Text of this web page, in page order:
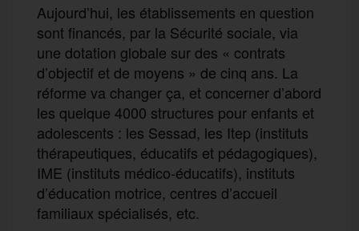
Aujourd’hui, les établissements en question
sont financés, par la Sécurité sociale, via
une dotation globale sur des « contrats
d’objectif et de moyens » de cinq ans. La
réforme va changer ça, et concerner d’abord
les quelque 4000 structures pour enfants et
adolescents : les Sessad, les Itep (instituts
thérapeutiques, éducatifs et pédagogiques),
IME (instituts médico-éducatifs), instituts
d’éducation motrice, centres d’accueil
familiaux spécialisés, etc.